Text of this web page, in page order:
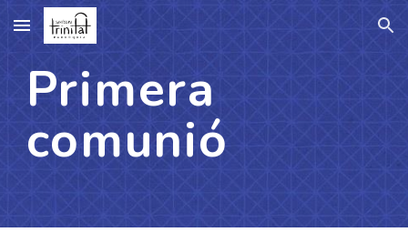
Skip to main content Skip to navigation
Primera
comunió